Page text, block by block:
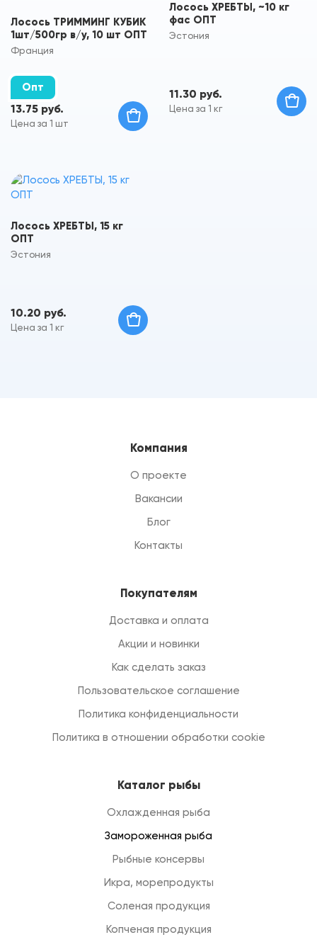
Лосось ТРИММИНГ КУБИК
1шт/500гр в/у, 10 шт ОПТ
Франция
Опт
13.75 руб.
Цена за 1 шт
Лосось ХРЕБТЫ, ~10 кг
фас ОПТ
Эстония
11.30 руб.
Цена за 1 кг
Лосось ХРЕБТЫ, 15 кг
ОПТ
Эстония
10.20 руб.
Цена за 1 кг
Компания
О проекте
Вакансии
Блог
Контакты
Покупателям
Доставка и оплата
Акции и новинки
Как сделать заказ
Пользовательское соглашение
Политика конфиденциальности
Политика в отношении обработки cookie
Каталог рыбы
Охлажденная рыба
Замороженная рыба
Рыбные консервы
Икра, морепродукты
Соленая продукция
Копченая продукция